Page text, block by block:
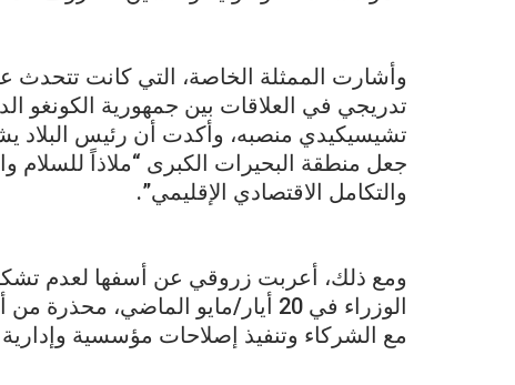
وأشارت الممثلة الخاصة، التي كانت تتحدث
تدريجي في العلاقات بين جمهورية الكونغو
تشيسيكيدي منصبه، وأكدت أن رئيس البلاد
جعل منطقة البحيرات الكبرى “ملاذاً للسلام
والتكامل الاقتصادي الإقليمي”.
ومع ذلك، أعربت زروقي عن أسفها لعدم
الوزراء في 20 أيار/مايو الماضي،
مع الشركاء وتنفيذ إصلاحات مؤسسية